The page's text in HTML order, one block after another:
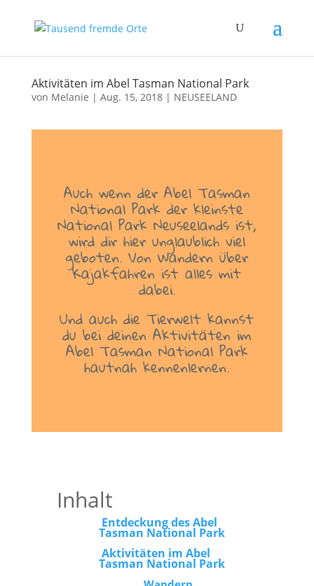
Aktivitäten im Abel Tasman National Park
von Melanie | Aug. 15, 2018| NEUSEELAND
Auch wenn der Abel Tasman
National Park der kleinste
National Park Neuseelands ist,
wird dir hier unglaublich viel
geboten. Von Wandern über
Kajakfahren ist alles mit
dabei.
Und auch die Tierwelt kannst
du bei deinen Aktivitäten im
Abel Tasman National Park
hautnah kennenlernen.
Inhalt
Entdeckung des Abel
Tasman National Park
Aktivitäten im Abel
Tasman National Park